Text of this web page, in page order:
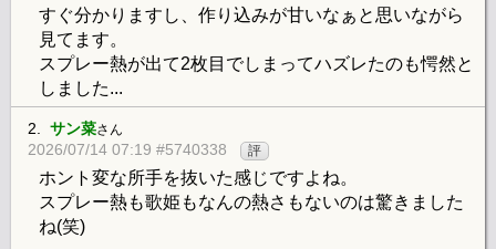
すぐ分かりますし、作り込みが甘いなぁと思いながら
見てます。
スプレー熱が出て2枚目でしまってハズレたのも愕然と
しました...
2. サン菜さん
2026/07/14 07:19 #5740338 評
ホント変な所手を抜いた感じですよね。
スプレー熱も歌姫もなんの熱さもないのは驚きました
ね(笑)